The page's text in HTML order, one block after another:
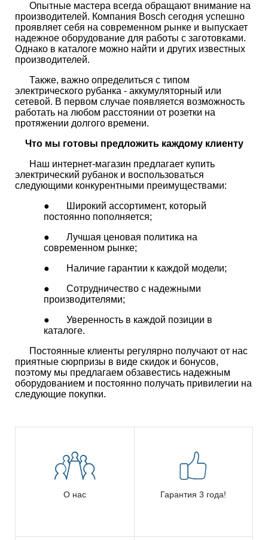
Опытные мастера всегда обращают внимание на
производителей. Компания Bosch сегодня успешно
проявляет себя на современном рынке и выпускает
надежное оборудование для работы с заготовками.
Однако в каталоге можно найти и других известных
производителей.
Также, важно определиться с типом
электрического рубанка - аккумуляторный или
сетевой. В первом случае появляется возможность
работать на любом расстоянии от розетки на
протяжении долгого времени.
Что мы готовы предложить каждому клиенту
Наш интернет-магазин предлагает купить
электрический рубанок и воспользоваться
следующими конкурентными преимуществами:
● Широкий ассортимент, который
постоянно пополняется;
● Лучшая ценовая политика на
современном рынке;
● Наличие гарантии к каждой модели;
● Сотрудничество с надежными
производителями;
● Уверенность в каждой позиции в
каталоге.
Постоянные клиенты регулярно получают от нас
приятные сюрпризы в виде скидок и бонусов,
поэтому мы предлагаем обзавестись надежным
оборудованием и постоянно получать привилегии на
следующие покупки.
О нас Гарантия 3 года!